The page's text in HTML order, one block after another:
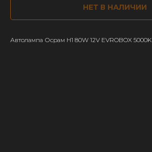
НЕТ В НАЛИЧИИ
Автолампа Осрам H1 80W 12V EVROBOX 5000K